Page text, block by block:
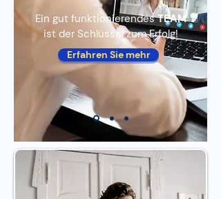
Ein gut funktionierendesTEAM
ist der Schlüssel zum Erfolg!
Erfahren Sie mehr